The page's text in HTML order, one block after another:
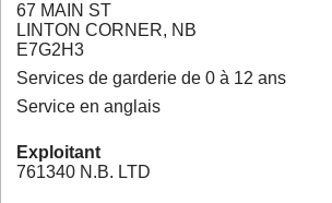
67 MAIN ST
LINTON CORNER, NB
E7G2H3
Services de garderie de 0 à 12 ans
Service en anglais
Exploitant
761340 N.B. LTD